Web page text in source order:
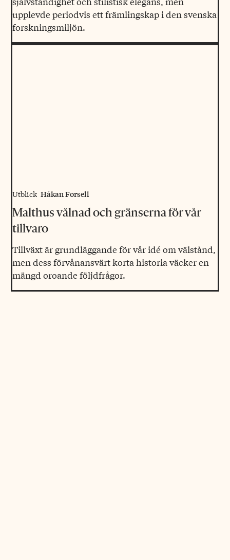
upplevde periodvis ett främlingskap i den svenska
forskningsmiljön.
Utblick Håkan Forsell
Malthus vålnad och gränserna för vår
tillvaro
Tillväxt är grundläggande för vår idé om välstånd,
men dess förvånansvärt korta historia väcker en
mängd oroande följdfrågor.